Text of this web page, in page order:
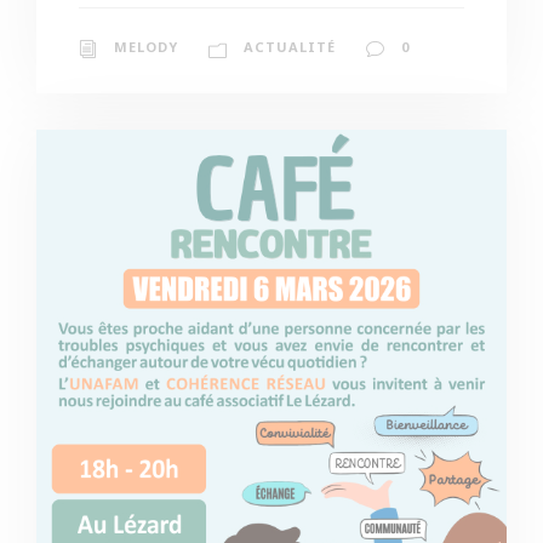
MELODY ACTUALITÉ 0